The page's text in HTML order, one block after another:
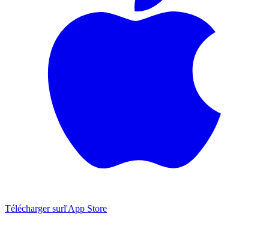
Télécharger surl'App Store